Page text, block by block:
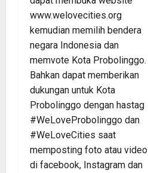
www.welovecities.org
kemudian memilih bendera
negara Indonesia dan
memvote Kota Probolinggo.
Bahkan dapat memberikan
dukungan untuk Kota
Probolinggo dengan hastag
#WeLoveProbolinggo dan
#WeLoveCities saat
memposting foto atau video
di facebook, Instagram dan